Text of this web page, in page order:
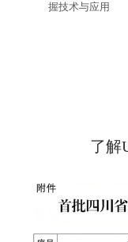
握技术与应用
了解